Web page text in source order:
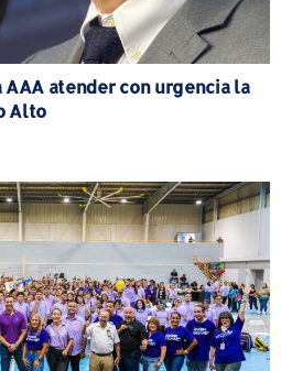
atender con urgencia la
Alto